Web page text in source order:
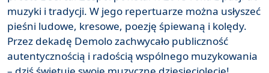
muzyki i tradycji. W jego repertuarze można usłyszeć
pieśni ludowe, kresowe, poezję śpiewaną i kolędy.
Przez dekadę Demolo zachwycało publiczność
autentycznością i radością wspólnego muzykowania